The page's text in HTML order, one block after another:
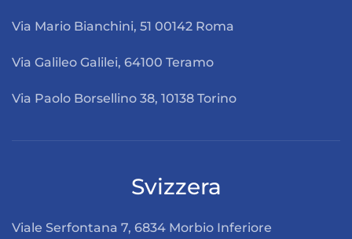
Via Mario Bianchini, 51 00142 Roma
Via Galileo Galilei, 64100 Teramo
Via Paolo Borsellino 38, 10138 Torino
Svizzera
Viale Serfontana 7, 6834 Morbio Inferiore